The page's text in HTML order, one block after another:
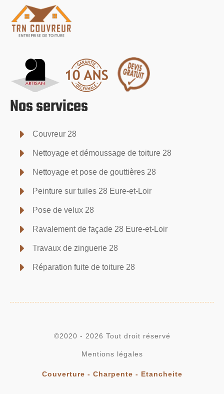
Nos services
Couvreur 28
Nettoyage et démoussage de toiture 28
Nettoyage et pose de gouttières 28
Peinture sur tuiles 28 Eure-et-Loir
Pose de velux 28
Ravalement de façade 28 Eure-et-Loir
Travaux de zinguerie 28
Réparation fuite de toiture 28
©2020 - 2026 Tout droit réservé
Mentions légales
Couverture - Charpente - Etancheite